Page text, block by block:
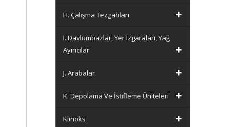
H. Çalışma Tezgahları
I. Davlumbazlar, Yer Izgaraları, Yağ
Ayırıcılar
J. Arabalar
K. Depolama Ve İstifleme Üniteleri
Klinoks